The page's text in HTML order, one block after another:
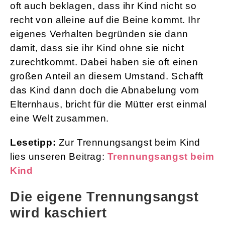
oft auch beklagen, dass ihr Kind nicht so
recht von alleine auf die Beine kommt. Ihr
eigenes Verhalten begründen sie dann
damit, dass sie ihr Kind ohne sie nicht
zurechtkommt. Dabei haben sie oft einen
großen Anteil an diesem Umstand. Schafft
das Kind dann doch die Abnabelung vom
Elternhaus, bricht für die Mütter erst einmal
eine Welt zusammen.
Lesetipp: Zur Trennungsangst beim Kind
lies unseren Beitrag: Trennungsangst beim
Kind
Die eigene Trennungsangst
wird kaschiert